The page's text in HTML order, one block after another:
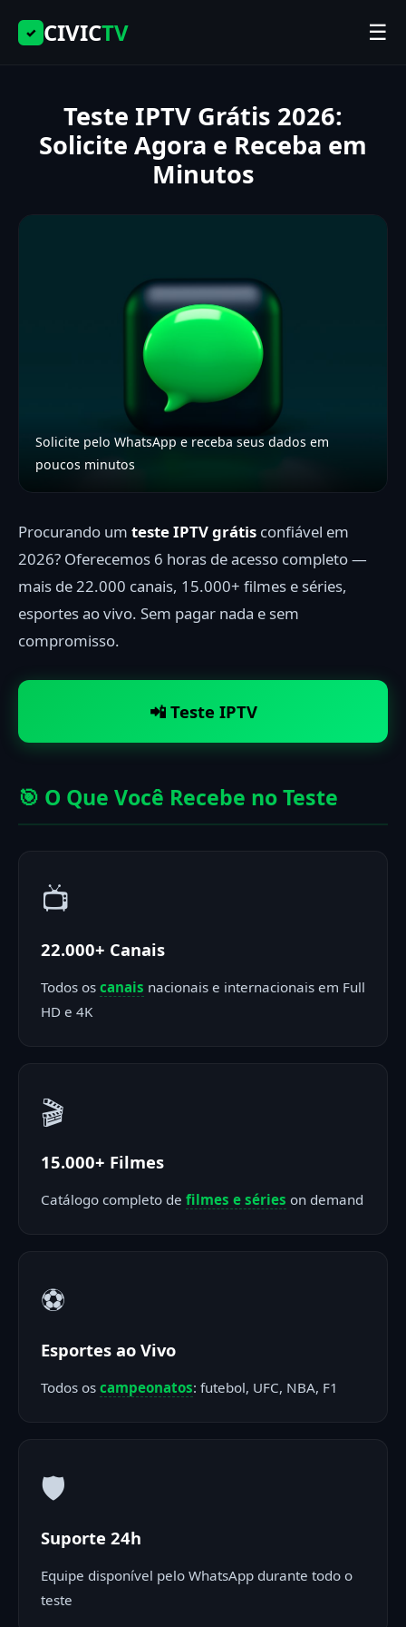
✓ CIVICTV ☰
Teste IPTV Grátis 2026:
Solicite Agora e Receba em
Minutos
Solicite pelo WhatsApp e receba seus dados em
poucos minutos
Procurando um teste IPTV grátis confiável em
2026? Oferecemos 6 horas de acesso completo —
mais de 22.000 canais, 15.000+ filmes e séries,
esportes ao vivo. Sem pagar nada e sem
compromisso.
📲 Teste IPTV
🎯 O Que Você Recebe no Teste
📺
22.000+ Canais
Todos os canais nacionais e internacionais em Full
HD e 4K
🎬
15.000+ Filmes
Catálogo completo de filmes e séries on demand
⚽
Esportes ao Vivo
Todos os campeonatos: futebol, UFC, NBA, F1
🛡️
Suporte 24h
Equipe disponível pelo WhatsApp durante todo o
teste